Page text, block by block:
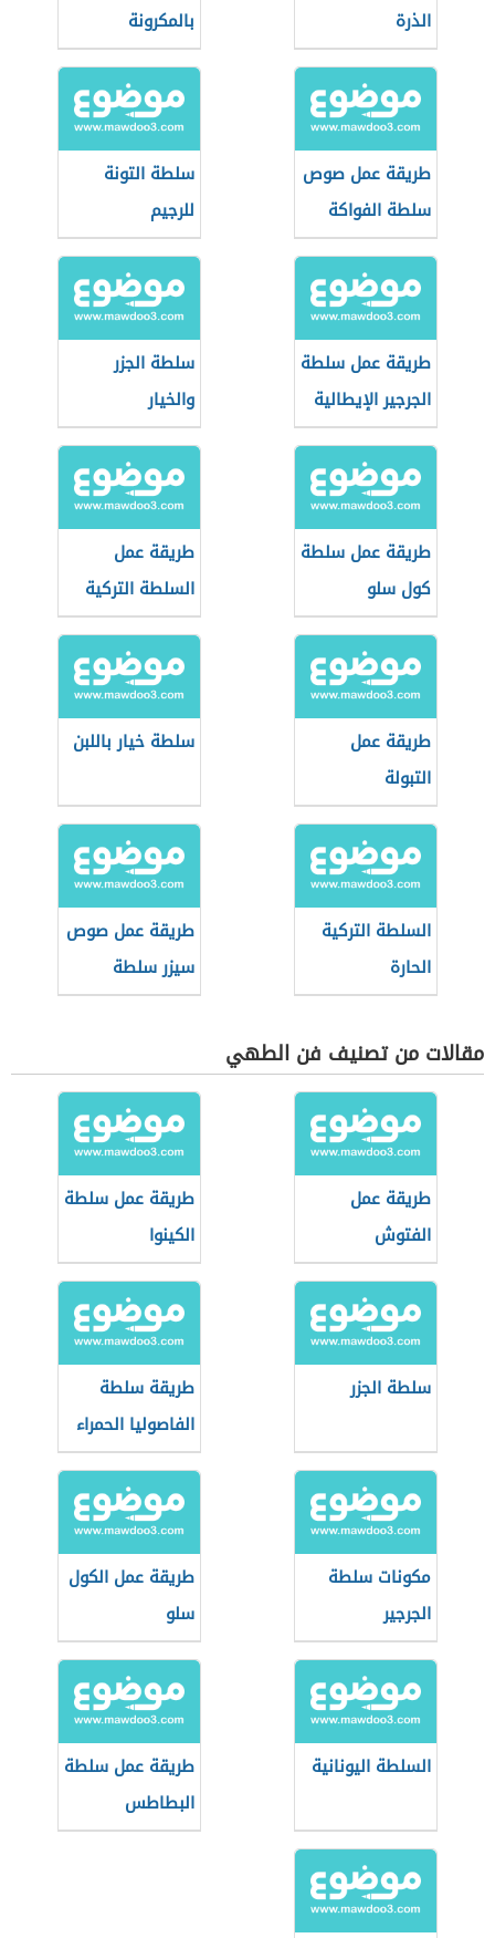
الذرة
بالمكرونة
طريقة عمل صوص
سلطة الفواكة
سلطة التونة
للرجيم
طريقة عمل سلطة
الجرجير الإيطالية
سلطة الجزر
والخيار
طريقة عمل سلطة
كول سلو
طريقة عمل
السلطة التركية
طريقة عمل
التبولة
سلطة خيار باللبن
السلطة التركية
الحارة
طريقة عمل صوص
سيزر سلطة
مقالات من تصنيف فن الطهي
طريقة عمل
الفتوش
طريقة عمل سلطة
الكينوا
سلطة الجزر
طريقة سلطة
الفاصوليا الحمراء
مكونات سلطة
الجرجير
طريقة عمل الكول
سلو
السلطة اليونانية
طريقة عمل سلطة
البطاطس
بالمايونيز